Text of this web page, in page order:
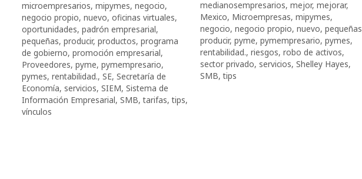
microempresarios, mipymes, negocio,
negocio propio, nuevo, oficinas virtuales,
oportunidades, padrón empresarial,
pequeñas, producir, productos, programa
de gobierno, promoción empresarial,
Proveedores, pyme, pymempresario,
pymes, rentabilidad., SE, Secretaría de
Economía, servicios, SIEM, Sistema de
Información Empresarial, SMB,tarifas,tips,
vínculos
medianosempresarios, mejor, mejorar,
Mexico, Microempresas, mipymes,
negocio, negocio propio, nuevo, pequeñas
producir, pyme, pymempresario, pymes,
rentabilidad., riesgos, robo de activos,
sector privado, servicios, Shelley Hayes,
SMB,tips